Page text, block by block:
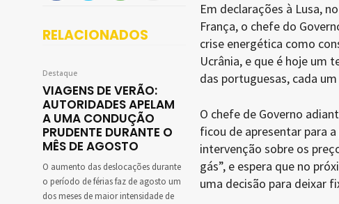
RELACIONADOS
Destaque
VIAGENS DE VERÃO:
AUTORIDADES APELAM
A UMA CONDUÇÃO
PRUDENTE DURANTE O
MÊS DE AGOSTO
O aumento das deslocações durante
o período de férias faz de agosto um
dos meses de maior intensidade de
Em declarações à Lusa,
França, o chefe do
crise energética como
Ucrânia, e que é hoje um
das portuguesas, cada
O chefe de Governo
ficou de apresentar para
intervenção sobre os
gás”, e espera que no
uma decisão para deixar